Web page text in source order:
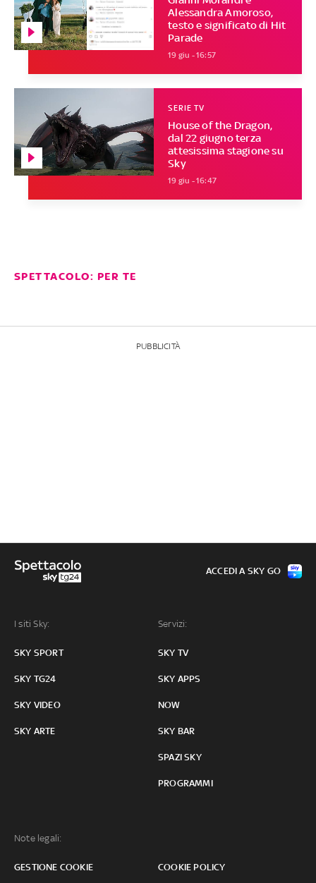
Alessandra Amoroso,
testo e significato di Hit
Parade
19 giu - 16:57
House of the Dragon,
dal 22 giugno terza
attesissima stagione su
Sky
SERIE TV
19 giu - 16:47
SPETTACOLO: PER TE
PUBBLICITÀ
I siti Sky:
SKY SPORT
SKY TG24
SKY VIDEO
SKY ARTE
Servizi:
SKY TV
SKY APPS
NOW
SKY BAR
SPAZI SKY
PROGRAMMI
Note legali:
GESTIONE COOKIE COOKIE POLICY
ACCEDI A SKY GO